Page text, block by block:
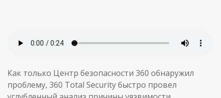
Как только Центр безопасности 360 обнаружил
проблему, 360 Total Security быстро провел